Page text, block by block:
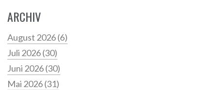
ARCHIV
August 2026(6)
Juli 2026(30)
Juni 2026(30)
Mai 2026(31)